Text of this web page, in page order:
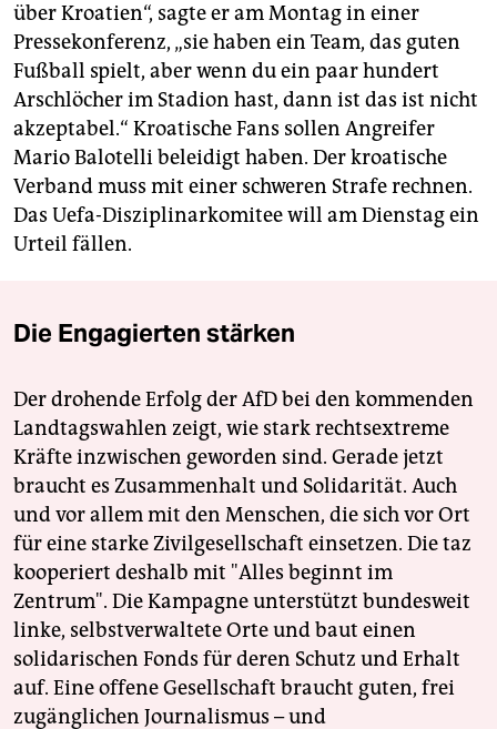
über Kroatien“, sagte er am Montag in einer
Pressekonferenz, „sie haben ein Team, das guten
Fußball spielt, aber wenn du ein paar hundert
Arschlöcher im Stadion hast, dann ist das ist nicht
akzeptabel.“ Kroatische Fans sollen Angreifer
Mario Balotelli beleidigt haben. Der kroatische
Verband muss mit einer schweren Strafe rechnen.
Das Uefa-Disziplinarkomitee will am Dienstag ein
Urteil fällen.
Die Engagierten stärken
Der drohende Erfolg der AfD bei den kommenden
Landtagswahlen zeigt, wie stark rechtsextreme
Kräfte inzwischen geworden sind. Gerade jetzt
braucht es Zusammenhalt und Solidarität. Auch
und vor allem mit den Menschen, die sich vor Ort
für eine starke Zivilgesellschaft einsetzen. Die taz
kooperiert deshalb mit "Alles beginnt im
Zentrum". Die Kampagne unterstützt bundesweit
linke, selbstverwaltete Orte und baut einen
solidarischen Fonds für deren Schutz und Erhalt
auf. Eine offene Gesellschaft braucht guten, frei
zugänglichen Journalismus – und